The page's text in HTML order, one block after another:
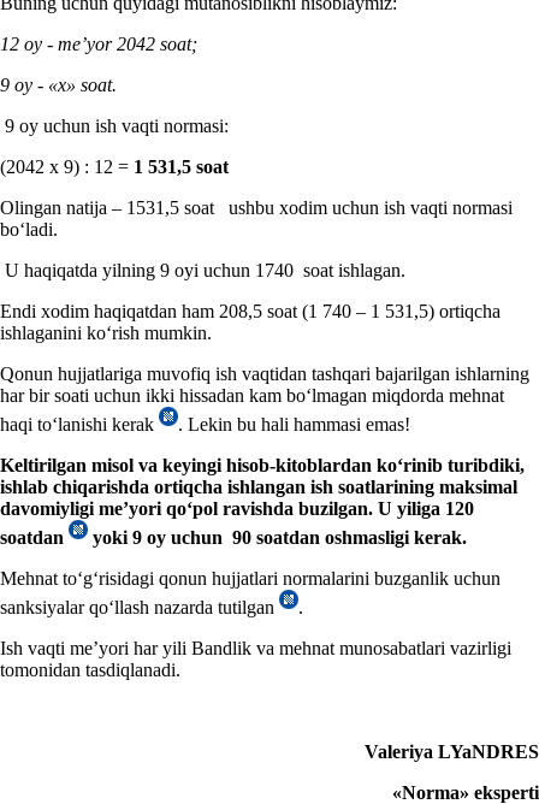
12 oy - me’yor 2042 soat;
9 oy - «х» soat.
9 oy uchun ish vaqti normasi:
(2042 х 9) : 12 = 1 531,5 soat
Olingan natija – 1531,5 soat ushbu хodim uchun ish vaqti normasi
boʻladi.
U haqiqatda yilning 9 oyi uchun 1740 soat ishlagan.
Endi хodim haqiqatdan ham 208,5 soat (1 740 – 1 531,5) ortiqcha
ishlaganini koʻrish mumkin.
Qonun hujjatlariga muvofiq ish vaqtidan tashqari bajarilgan ishlarning
har bir soati uchun ikki hissadan kam boʻlmagan miqdorda mehnat
haqi toʻlanishi kerak
. Lekin bu hali hammasi emas!
Keltirilgan misol va keyingi hisob-kitoblardan koʻrinib turibdiki,
ishlab chiqarishda ortiqcha ishlangan ish soatlarining maksimal
davomiyligi me’yori qoʻpol ravishda buzilgan. U yiliga 120
soatdan
yoki 9 oy uchun 90 soatdan oshmasligi kerak.
Mehnat toʻgʻrisidagi qonun hujjatlari normalarini buzganlik uchun
sanksiyalar qoʻllash nazarda tutilgan
.
Ish vaqti me’yori har yili Bandlik va mehnat munosabatlari vazirligi
tomonidan tasdiqlanadi.
Valeriya LYaNDRES
«Norma» eksperti